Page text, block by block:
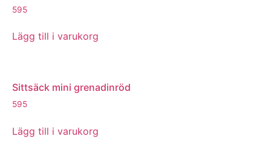
595
Lägg till i varukorg
Sittsäck mini grenadinröd
595
Lägg till i varukorg